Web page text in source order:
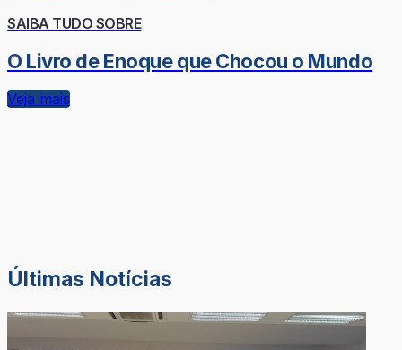
SAIBA TUDO SOBRE
O Livro de Enoque que Chocou o Mundo
Veja mais
Últimas Notícias